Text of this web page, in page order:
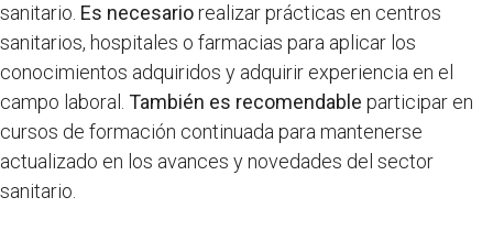
sanitario. Es necesariorealizar prácticas en centros
sanitarios, hospitales o farmacias para aplicar los
conocimientos adquiridos y adquirir experiencia en el
campo laboral. También es recomendable participar en
cursos de formación continuada para mantenerse
actualizado en los avances y novedades del sector
sanitario.